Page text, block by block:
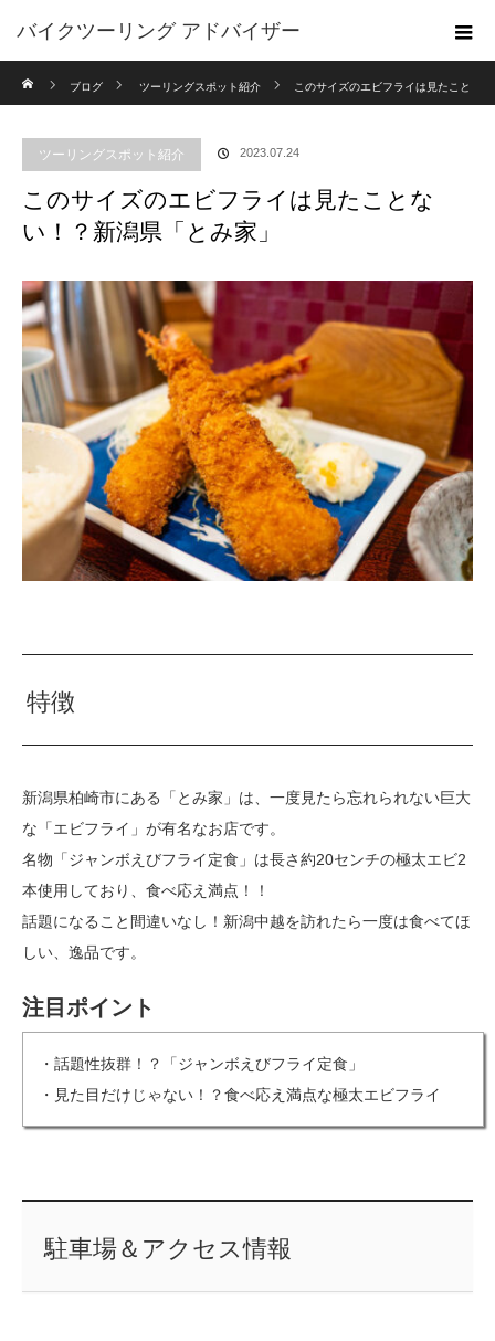
バイクツーリング アドバイザー
ブログ
ツーリングスポット紹介 このサイズのエビフライは見たこと
ツーリングスポット紹介 2023.07.24
このサイズのエビフライは見たことな
い！？新潟県「とみ家」
特徴
新潟県柏崎市にある「とみ家」は、一度見たら忘れられない巨大
な「エビフライ」が有名なお店です。
名物「ジャンボえびフライ定食」は長さ約20センチの極太エビ2
本使用しており、食べ応え満点！！
話題になること間違いなし！新潟中越を訪れたら一度は食べてほ
しい、逸品です。
注目ポイント
・話題性抜群！？「ジャンボえびフライ定食」
・見た目だけじゃない！？食べ応え満点な極太エビフライ
駐車場＆アクセス情報